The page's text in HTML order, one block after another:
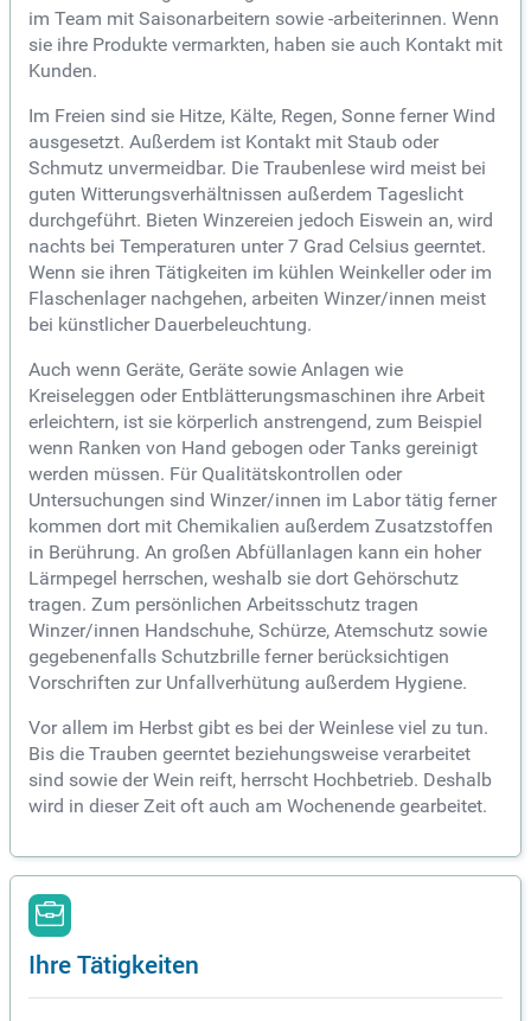
im Team mit Saisonarbeitern sowie -arbeiterinnen. Wenn
sie ihre Produkte vermarkten, haben sie auch Kontakt mit
Kunden.
Im Freien sind sie Hitze, Kälte, Regen, Sonne ferner Wind
ausgesetzt. Außerdem ist Kontakt mit Staub oder
Schmutz unvermeidbar. Die Traubenlese wird meist bei
guten Witterungsverhältnissen außerdem Tageslicht
durchgeführt. Bieten Winzereien jedoch Eiswein an, wird
nachts bei Temperaturen unter 7 Grad Celsius geerntet.
Wenn sie ihren Tätigkeiten im kühlen Weinkeller oder im
Flaschenlager nachgehen, arbeiten Winzer/innen meist
bei künstlicher Dauerbeleuchtung.
Auch wenn Geräte, Geräte sowie Anlagen wie
Kreiseleggen oder Entblätterungsmaschinen ihre Arbeit
erleichtern, ist sie körperlich anstrengend, zum Beispiel
wenn Ranken von Hand gebogen oder Tanks gereinigt
werden müssen. Für Qualitätskontrollen oder
Untersuchungen sind Winzer/innen im Labor tätig ferner
kommen dort mit Chemikalien außerdem Zusatzstoffen
in Berührung. An großen Abfüllanlagen kann ein hoher
Lärmpegel herrschen, weshalb sie dort Gehörschutz
tragen. Zum persönlichen Arbeitsschutz tragen
Winzer/innen Handschuhe, Schürze, Atemschutz sowie
gegebenenfalls Schutzbrille ferner berücksichtigen
Vorschriften zur Unfallverhütung außerdem Hygiene.
Vor allem im Herbst gibt es bei der Weinlese viel zu tun.
Bis die Trauben geerntet beziehungsweise verarbeitet
sind sowie der Wein reift, herrscht Hochbetrieb. Deshalb
wird in dieser Zeit oft auch am Wochenende gearbeitet.
Ihre Tätigkeiten